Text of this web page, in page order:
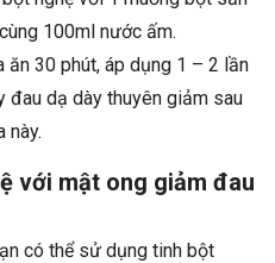
100ml nước ấm.
ăn 30 phút, áp dụng 1 – 2 lần
đau dạ dày thuyên giảm sau
này.
với mật ong giảm đau
có thể sử dụng tinh bột